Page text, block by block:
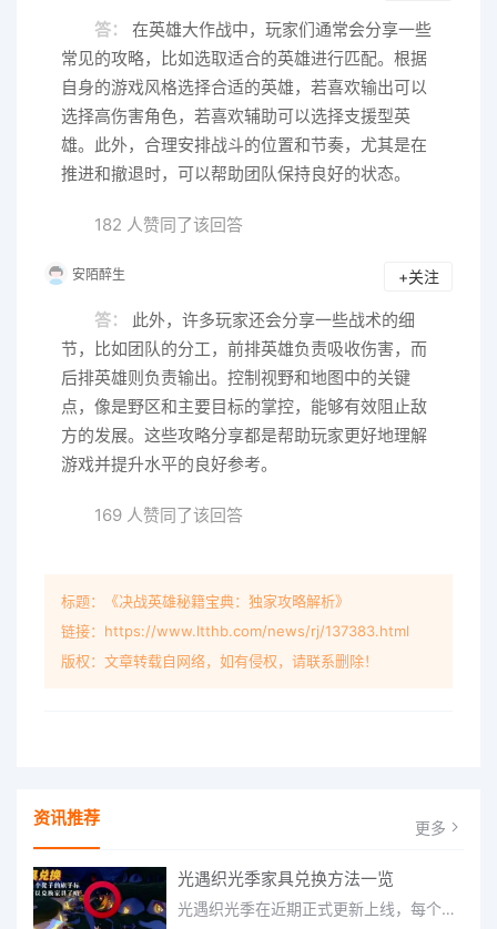
答：
在英雄大作战中，玩家们通常会分享一些
常见的攻略，比如选取适合的英雄进行匹配。根据
自身的游戏风格选择合适的英雄，若喜欢输出可以
选择高伤害角色，若喜欢辅助可以选择支援型英
雄。此外，合理安排战斗的位置和节奏，尤其是在
推进和撤退时，可以帮助团队保持良好的状态。
182 人赞同了该回答
安陌醉生 +关注
答：
此外，许多玩家还会分享一些战术的细
节，比如团队的分工，前排英雄负责吸收伤害，而
后排英雄则负责输出。控制视野和地图中的关键
点，像是野区和主要目标的掌控，能够有效阻止敌
方的发展。这些攻略分享都是帮助玩家更好地理解
游戏并提升水平的良好参考。
169 人赞同了该回答
标题：《决战英雄秘籍宝典：独家攻略解析》
链接：https://www.ltthb.com/news/rj/137383.html
版权：文章转载自网络，如有侵权，请联系删除！
资讯推荐 更多
光遇织光季家具兑换方法一览
光遇织光季在近期正式更新上线，每个季节都有着许多全新内容和资讯可以让你来体验，不少刚体验的小伙伴想要知道